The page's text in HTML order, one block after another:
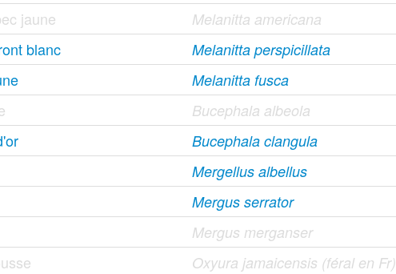
jaune Melanitta americana
blanc Melanitta perspicillata
Melanitta fusca
Bucephala albeola
Bucephala clangula
Mergellus albellus
Mergus serrator
Mergus merganser
Oxyura jamaicensis (féral en Fr)